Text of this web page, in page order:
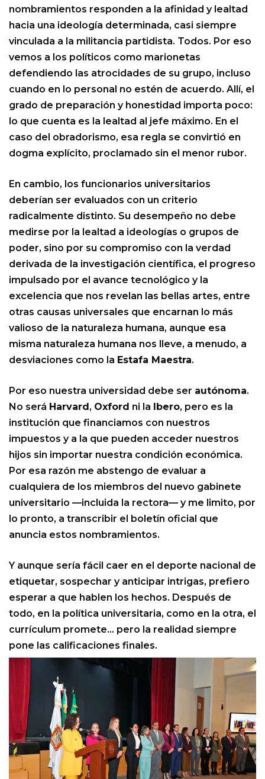
nombramientos responden a la afinidad y lealtad
hacia una ideología determinada, casi siempre
vinculada a la militancia partidista. Todos. Por eso
vemos a los políticos como marionetas
defendiendo las atrocidades de su grupo, incluso
cuando en lo personal no estén de acuerdo. Allí, el
grado de preparación y honestidad importa poco:
lo que cuenta es la lealtad al jefe máximo. En el
caso del obradorismo, esa regla se convirtió en
dogma explícito, proclamado sin el menor rubor.
En cambio, los funcionarios universitarios
deberían ser evaluados con un criterio
radicalmente distinto. Su desempeño no debe
medirse por la lealtad a ideologías o grupos de
poder, sino por su compromiso con la verdad
derivada de la investigación científica, el progreso
impulsado por el avance tecnológico y la
excelencia que nos revelan las bellas artes, entre
otras causas universales que encarnan lo más
valioso de la naturaleza humana, aunque esa
misma naturaleza humana nos lleve, a menudo, a
desviaciones como la Estafa Maestra.
Por eso nuestra universidad debe ser autónoma.
No será Harvard , Oxford ni la Ibero, pero es la
institución que financiamos con nuestros
impuestos y a la que pueden acceder nuestros
hijos sin importar nuestra condición económica.
Por esa razón me abstengo de evaluar a
cualquiera de los miembros del nuevo gabinete
universitario —incluida la rectora— y me limito, por
lo pronto, a transcribir el boletín oficial que
anuncia estos nombramientos.
Y aunque sería fácil caer en el deporte nacional de
etiquetar, sospechar y anticipar intrigas, prefiero
esperar a que hablen los hechos. Después de
todo, en la política universitaria, como en la otra, el
currículum promete… pero la realidad siempre
pone las calificaciones finales.